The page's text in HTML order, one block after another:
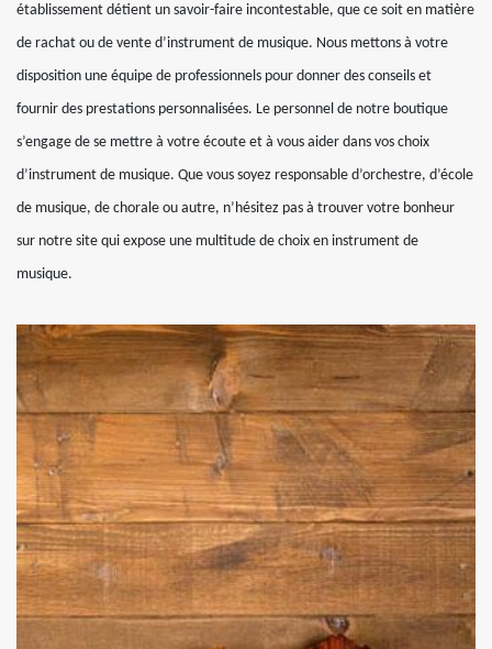
établissement détient un savoir-faire incontestable, que ce soit en matière
de rachat ou de vente d’instrument de musique. Nous mettons à votre
disposition une équipe de professionnels pour donner des conseils et
fournir des prestations personnalisées. Le personnel de notre boutique
s’engage de se mettre à votre écoute et à vous aider dans vos choix
d’instrument de musique. Que vous soyez responsable d’orchestre, d’école
de musique, de chorale ou autre, n’hésitez pas à trouver votre bonheur
sur notre site qui expose une multitude de choix en instrument de
musique.